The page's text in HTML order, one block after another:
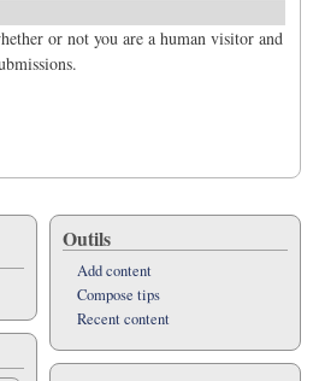
or not you are a human visitor and
Outils
Add content
Compose tips
Recent content